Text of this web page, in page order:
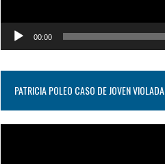
00:00
PATRICIA POLEO CASO DE JOVEN VIOLADA